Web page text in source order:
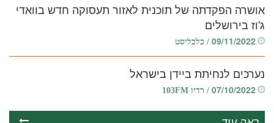
אושרה הפקדתה של תוכנית לאזור תעסוקה חדש בוואדי
ג'וז בירושלים
09/11/2022/ כלכליסט
נערכים לנחיתת ביידן בישראל
07/10/2022/ רדיו 103FM